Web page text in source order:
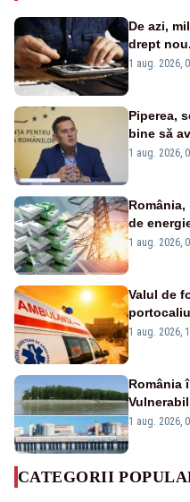
De azi,
drept
un
1 aug. 2026,
Piperea,
bine să
alertei
1 aug. 2026,
de
Analiză
1 aug. 2026,
Valul de
duminică.
1 aug. 2026,
România
în pericol
1 aug. 2026,
CATEGORII